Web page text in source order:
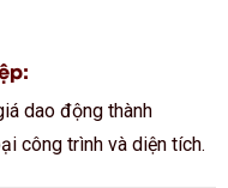
dao động thành
công trình và diện tích.